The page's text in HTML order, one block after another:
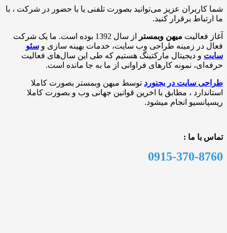
عزیز می‌توانید بصورت تلفنی یا با حضور در شرکت ، با
برقرار کنید.
میهن وبمستر
از سال 1392 بوده است. ما یک شرکت
زمینه طراحی وب ‌سایت، خدمات بهینه سازی وسئو
دیجیتال مارکتینگ هستیم که طی این سال‌های فعالیت
نمونه کارهای فراوانی از ما به جا مانده است.
در بجنوردتوسط میهن وبمستر بصورت کاملا
، مطابق با اخرین قوانین جهانی وب و بصورت کاملا
انجام میشود.
ما :
0915-